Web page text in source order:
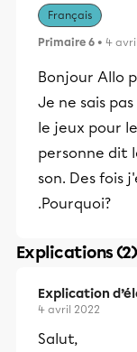
Français
Primaire 6 • 4
Bonjour Allo
Je ne sais
le jeux pour
personne dit
son. Des fois
.Pourquoi?
Explications (2)
Explication
4 avril 2022
Salut,